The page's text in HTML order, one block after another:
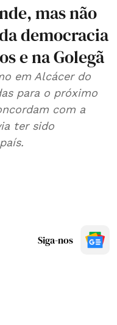
mas não
democracia
e na Golegã
em Alcácer do
para o próximo
com a
ter sido
Siga-nos